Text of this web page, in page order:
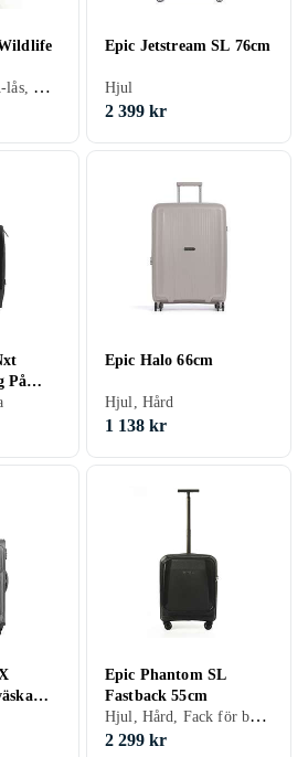
Hjul, Hård, TSA-lås, Kabinväska
Epic Jetstream SL 76cm
Hjul
2 399 kr
På
Epic Halo 66cm
Hjul, Hård
1 138 kr
Epic Phantom SL
Fastback 55cm
Hjul, Hård, Fack för bärbar dator/surfplatta, TSA-lås, Kabinväska
2 299 kr